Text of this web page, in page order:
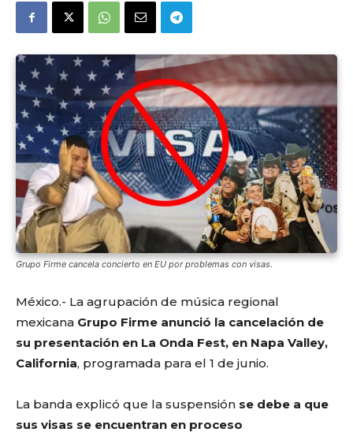
Grupo Firme cancela concierto en EU por problemas con visas.
México.- La agrupación de música regional
mexicana Grupo Firme anunció la cancelación de
su presentación en La Onda Fest, en Napa Valley,
California, programada para el 1 de junio.
La banda explicó que la suspensión se debe a que
sus visas se encuentran en proceso